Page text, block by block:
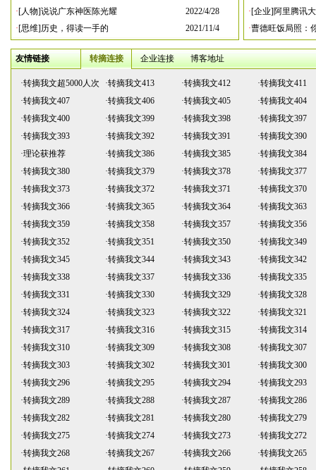
·[人物]说说广东神医陈光耀
2022/4/28
·[思维]历史，得读一手的 2021/11/4
·[企业]阿里腾讯
·曹德旺饭局照：
友情链接 转摘连接 企业连接 博客地址
·转摘我文超5000人次 ·转摘我文413 ·转摘我文412 ·转摘我文411
·转摘我文407 ·转摘我文406 ·转摘我文405 ·转摘我文404
·转摘我文400 ·转摘我文399 ·转摘我文398 ·转摘我文397
·转摘我文393 ·转摘我文392 ·转摘我文391 ·转摘我文390
·理论获推荐 ·转摘我文386 ·转摘我文385 ·转摘我文384
·转摘我文380 ·转摘我文379 ·转摘我文378 ·转摘我文377
·转摘我文373 ·转摘我文372 ·转摘我文371 ·转摘我文370
·转摘我文366 ·转摘我文365 ·转摘我文364 ·转摘我文363
·转摘我文359 ·转摘我文358 ·转摘我文357 ·转摘我文356
·转摘我文352 ·转摘我文351 ·转摘我文350 ·转摘我文349
·转摘我文345 ·转摘我文344 ·转摘我文343 ·转摘我文342
·转摘我文338 ·转摘我文337 ·转摘我文336 ·转摘我文335
·转摘我文331 ·转摘我文330 ·转摘我文329 ·转摘我文328
·转摘我文324 ·转摘我文323 ·转摘我文322 ·转摘我文321
·转摘我文317 ·转摘我文316 ·转摘我文315 ·转摘我文314
·转摘我文310 ·转摘我文309 ·转摘我文308 ·转摘我文307
·转摘我文303 ·转摘我文302 ·转摘我文301 ·转摘我文300
·转摘我文296 ·转摘我文295 ·转摘我文294 ·转摘我文293
·转摘我文289 ·转摘我文288 ·转摘我文287 ·转摘我文286
·转摘我文282 ·转摘我文281 ·转摘我文280 ·转摘我文279
·转摘我文275 ·转摘我文274 ·转摘我文273 ·转摘我文272
·转摘我文268 ·转摘我文267 ·转摘我文266 ·转摘我文265